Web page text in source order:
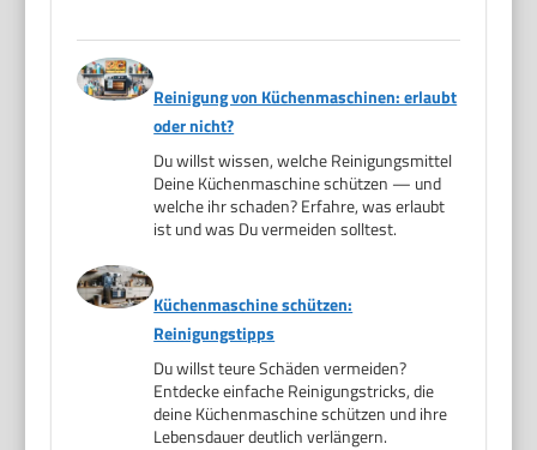
Reinigung von Küchenmaschinen: erlaubt
oder nicht?
Du willst wissen, welche Reinigungsmittel
Deine Küchenmaschine schützen — und
welche ihr schaden? Erfahre, was erlaubt
ist und was Du vermeiden solltest.
Küchenmaschine schützen:
Reinigungstipps
Du willst teure Schäden vermeiden?
Entdecke einfache Reinigungstricks, die
deine Küchenmaschine schützen und ihre
Lebensdauer deutlich verlängern.